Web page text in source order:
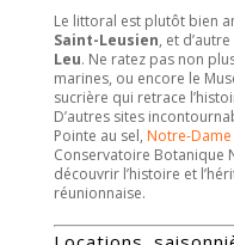
Le littoral est plutôt bien
Saint-Leusien, et
Leu. Ne ratez pas non
marines, ou encore le
sucrière qui retrace
D’autres sites
Pointe au sel, Notre-
Conservatoire Botanique
découvrir l’histoire et
réunionnaise.